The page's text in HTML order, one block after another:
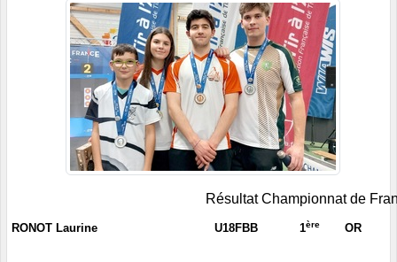
Résultat Championnat de
RONOT Laurine U18FBB 1ère OR